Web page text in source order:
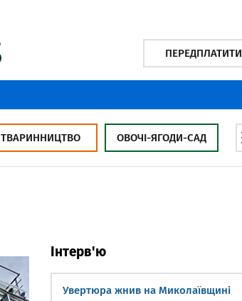
ПЕРЕДПЛАТИТИ
ТВАРИННИЦТВО ОВОЧІ-ЯГОДИ-САД
Інтерв'ю
Увертюра жнив на Миколаївщині